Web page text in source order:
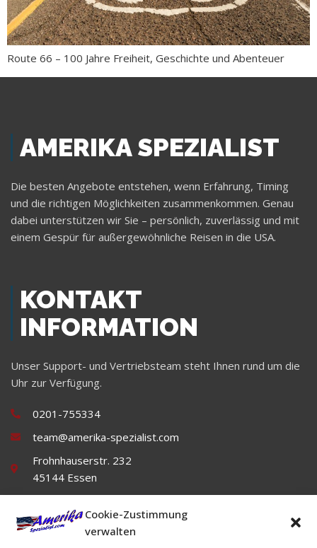
Cookie-Zustimmung
verwalten
Route 66 – 100 Jahre Freiheit, Geschichte und Abenteuer
AMERIKA SPEZIALIST
Die besten Angebote entstehen, wenn Erfahrung, Timing
und die richtigen Möglichkeiten zusammenkommen. Genau
dabei unterstützen wir Sie – persönlich, zuverlässig und mit
einem Gespür für außergewöhnliche Reisen in die USA.
KONTAKT
INFORMATION
Unser Support- und Vertriebsteam steht Ihnen rund um die
Uhr zur Verfügung.
0201-755334
team@amerika-spezialist.com
Frohnhauserstr. 232
45144 Essen